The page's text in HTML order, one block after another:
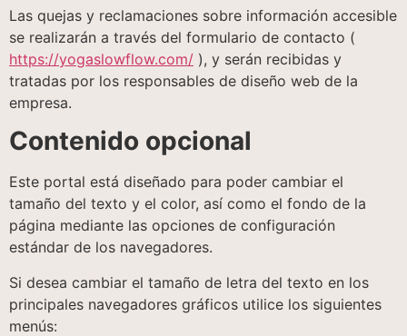
Las quejas y reclamaciones sobre información accesible
se realizarán a través del formulario de contacto (
https://yogaslowflow.com/ ), y serán recibidas y
tratadas por los responsables de diseño web de la
empresa.
Contenido opcional
Este portal está diseñado para poder cambiar el
tamaño del texto y el color, así como el fondo de la
página mediante las opciones de configuración
estándar de los navegadores.
Si desea cambiar el tamaño de letra del texto en los
principales navegadores gráficos utilice los siguientes
menús: